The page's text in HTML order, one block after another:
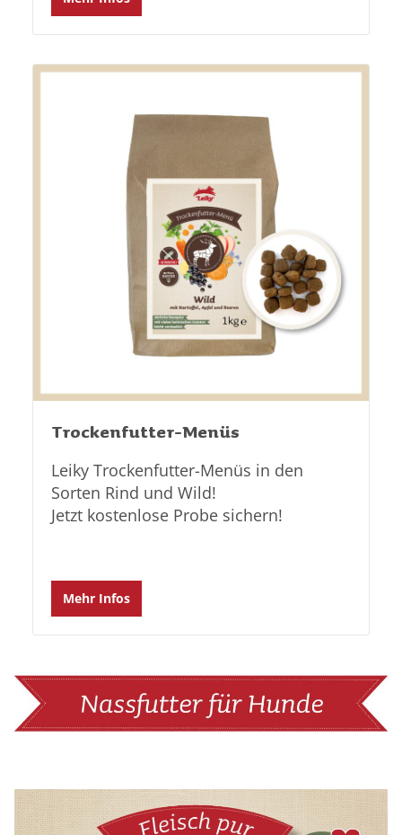
Trockenfutter-Menüs
Leiky Trockenfutter-Menüs in den
Sorten Rind und Wild!
Jetzt kostenlose Probe sichern!
Mehr Infos